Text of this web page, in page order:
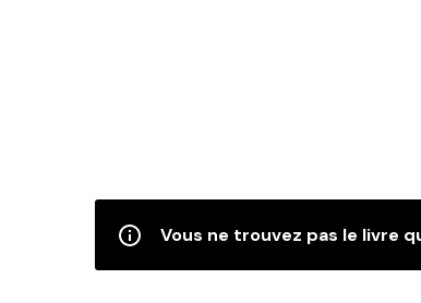
Vous ne trouvez pas le livre